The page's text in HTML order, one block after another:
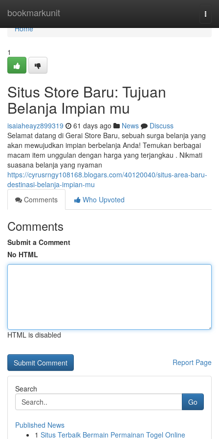
bookmarkunit
Home
Home
1
Situs Store Baru: Tujuan
Belanja Impian mu
isaiaheayz899319 61 days ago News
Discuss
Selamat datang di Gerai Store Baru, sebuah surga belanja yang
akan mewujudkan impian berbelanja Anda! Temukan berbagai
macam item unggulan dengan harga yang terjangkau . Nikmati
suasana belanja yang nyaman
https://cyrusrngy108168.blogars.com/40120040/situs-area-baru-
destinasi-belanja-impian-mu
Comments
Who Upvoted
Comments
Submit a Comment
No HTML
HTML is disabled
Report Page
Search
Go
Published News
1 Situs Terbaik Bermain Permainan Togel Online